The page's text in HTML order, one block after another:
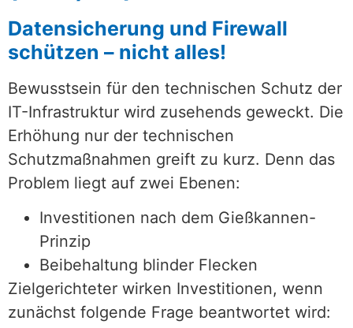
Datensicherung und Firewall
schützen – nicht alles!
Bewusstsein für den technischen Schutz der
IT-Infrastruktur wird zusehends geweckt. Die
Erhöhung nur der technischen
Schutzmaßnahmen greift zu kurz. Denn das
Problem liegt auf zwei Ebenen:
Investitionen nach dem Gießkannen-
Prinzip
Beibehaltung blinder Flecken
Zielgerichteter wirken Investitionen, wenn
zunächst folgende Frage beantwortet wird: